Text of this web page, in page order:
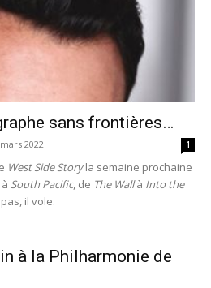
sans frontières…
2022 1
West Side Storyla semaine prochaine
à South Pacific, de The Wallà Into the
il vole.
à la Philharmonie de